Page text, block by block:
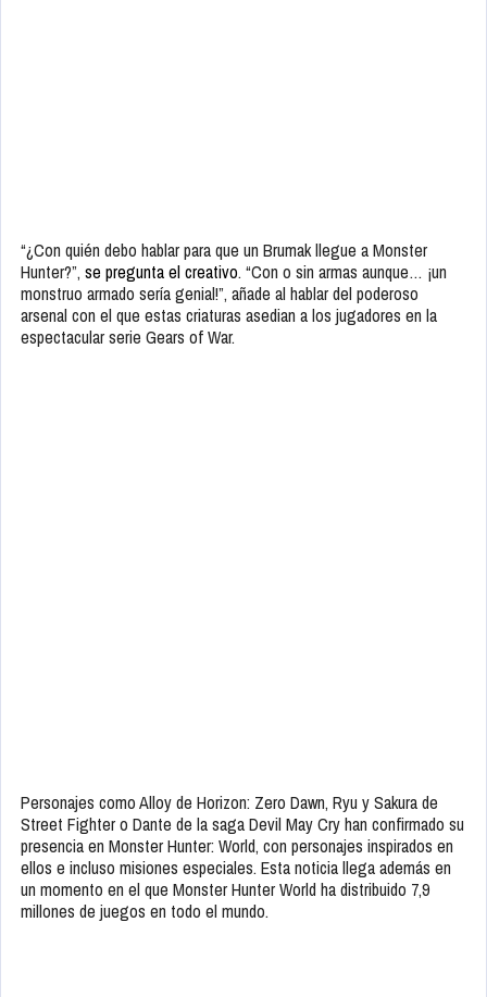
“¿Con quién debo hablar para que un Brumak llegue a Monster
Hunter?”, se pregunta el creativo. “Con o sin armas aunque… ¡un
monstruo armado sería genial!”, añade al hablar del poderoso
arsenal con el que estas criaturas asedian a los jugadores en la
espectacular serie Gears of War.
Personajes como Alloy de Horizon: Zero Dawn, Ryu y Sakura de
Street Fighter o Dante de la saga Devil May Cry han confirmado su
presencia en Monster Hunter: World, con personajes inspirados en
ellos e incluso misiones especiales. Esta noticia llega además en
un momento en el que Monster Hunter World ha distribuido 7,9
millones de juegos en todo el mundo.